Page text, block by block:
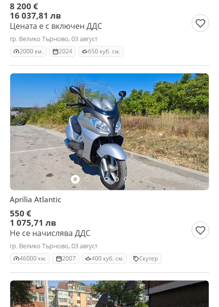
8 200 €
16 037,81 лв
Цената е с включен ДДС
гр. Велико Търново, 03 август
2000 км. 2024 650 куб. см.
Aprilia Atlantic
550 €
1 075,71 лв
Не се начислява ДДС
гр. Велико Търново, 03 август
46000 км. 2007 400 куб. см. Скутер